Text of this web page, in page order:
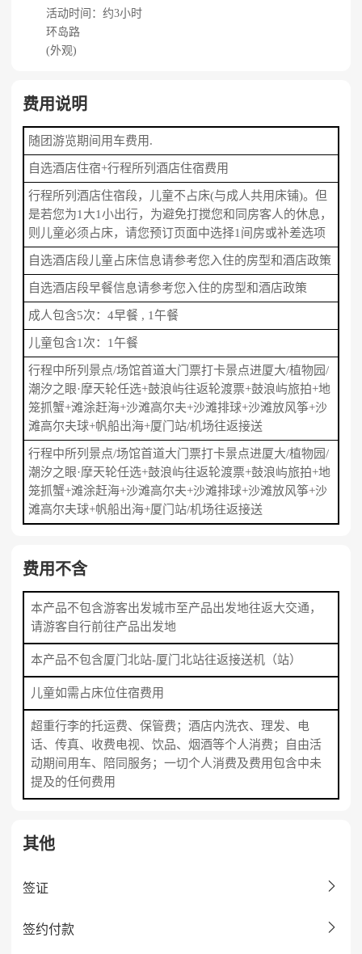
活动时间：约3小时
环岛路
(外观)
费用说明
随团游览期间用车费用.
自选酒店住宿+行程所列酒店住宿费用
行程所列酒店住宿段，儿童不占床(与成人共用床铺)。但
是若您为1大1小出行，为避免打搅您和同房客人的休息，
则儿童必须占床，请您预订页面中选择1间房或补差选项
自选酒店段儿童占床信息请参考您入住的房型和酒店政策
自选酒店段早餐信息请参考您入住的房型和酒店政策
成人包含5次：4早餐 , 1午餐
儿童包含1次：1午餐
行程中所列景点/场馆首道大门票打卡景点进厦大/植物园/
潮汐之眼·摩天轮任选+鼓浪屿往返轮渡票+鼓浪屿旅拍+地
笼抓蟹+滩涂赶海+沙滩高尔夫+沙滩排球+沙滩放风筝+沙
滩高尔夫球+帆船出海+厦门站/机场往返接送
行程中所列景点/场馆首道大门票打卡景点进厦大/植物园/
潮汐之眼·摩天轮任选+鼓浪屿往返轮渡票+鼓浪屿旅拍+地
笼抓蟹+滩涂赶海+沙滩高尔夫+沙滩排球+沙滩放风筝+沙
滩高尔夫球+帆船出海+厦门站/机场往返接送
费用不含
本产品不包含游客出发城市至产品出发地往返大交通，
请游客自行前往产品出发地
本产品不包含厦门北站-厦门北站往返接送机（站）
儿童如需占床位住宿费用
超重行李的托运费、保管费；酒店内洗衣、理发、电
话、传真、收费电视、饮品、烟酒等个人消费；自由活
动期间用车、陪同服务；一切个人消费及费用包含中未
提及的任何费用
其他
签证 
签约付款 